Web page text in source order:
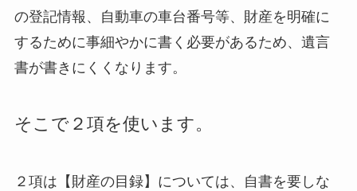
の登記情報、自動車の車台番号等、財産を明確に
するために事細やかに書く必要があるため、遺言
書が書きにくくなります。
そこで２項を使います。
２項は【財産の目録】については、自書を要しな